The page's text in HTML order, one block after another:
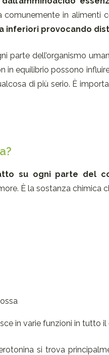
in alimenti
inferiori provocando
parte dell’organismo
in equilibrio possono
di più serio. È
su ogni parte del
È la sostanza chimica
in varie funzioni in tutto il
si trova